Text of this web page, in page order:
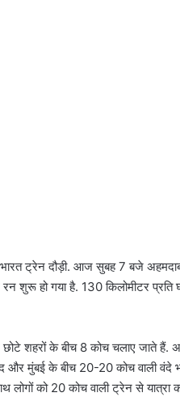
ट्रेन दौड़ी. आज सुबह 7 बजे
शुरू हो गया है. 130 किलोमीटर प्रति
शहरों के बीच 8 कोच चलाए जाते हैं.
और मुंबई के बीच 20-20 कोच वाली वंदे
को 20 कोच वाली ट्रेन से यात्रा